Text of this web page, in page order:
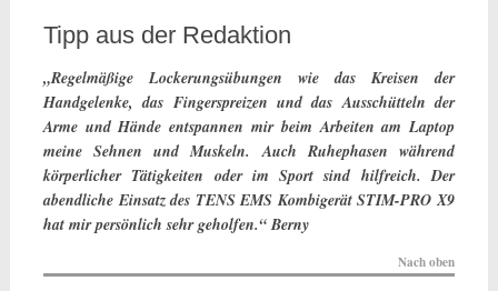
Tipp aus der Redaktion
„Regelmäßige Lockerungsübungen wie das Kreisen der
Handgelenke, das Fingerspreizen und das Ausschütteln der
Arme und Hände entspannen mir beim Arbeiten am Laptop
meine Sehnen und Muskeln. Auch Ruhephasen während
körperlicher Tätigkeiten oder im Sport sind hilfreich. Der
abendliche Einsatz des TENS EMS Kombigerät STIM-PRO X9
hat mir persönlich sehr geholfen.“ Berny
Nach oben